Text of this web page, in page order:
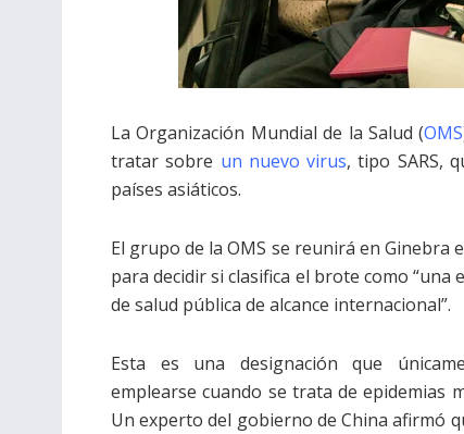
La Organización Mundial de la Salud (OMS
tratar sobre un nuevo virus, tipo SARS,
países asiáticos.
El grupo de la OMS se reunirá en Ginebra
para decidir si clasifica el brote como “una
de salud pública de alcance internacional”.
Esta es una designación que
emplearse cuando se trata de epidemias
Un experto del gobierno de China afirmó